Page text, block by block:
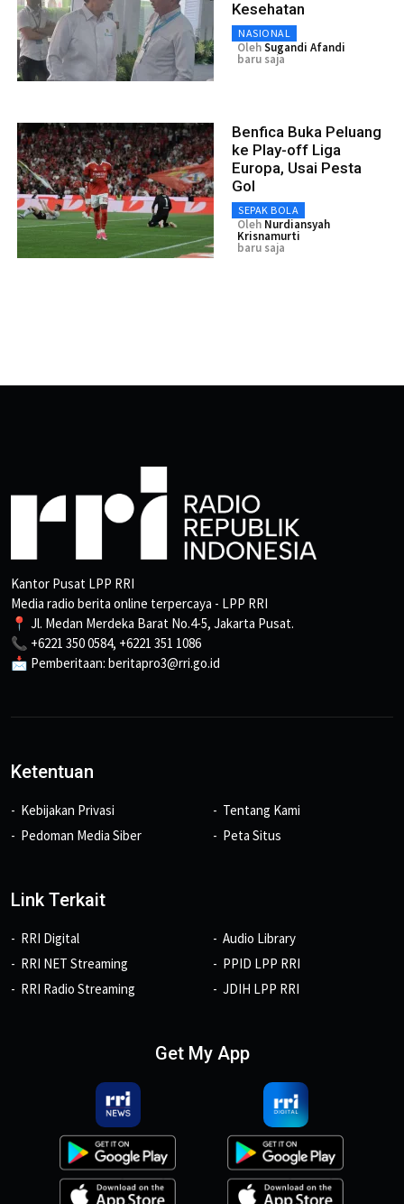
Kesehatan
NASIONAL
OlehSugandi Afandi
baru saja
Benfica Buka Peluang
ke Play-off Liga
Europa, Usai Pesta
Gol
SEPAK BOLA
Oleh Nurdiansyah
Krisnamurti
baru saja
Kantor Pusat LPP RRI
Media radio berita online terpercaya - LPP RRI
📍 Jl. Medan Merdeka Barat No.4-5, Jakarta Pusat.
📞 +6221 350 0584, +6221 351 1086
📩 Pemberitaan: beritapro3@rri.go.id
Ketentuan
Kebijakan Privasi
Pedoman Media Siber
Tentang Kami
Peta Situs
Link Terkait
RRI Digital
RRI NET Streaming
RRI Radio Streaming
Audio Library
PPID LPP RRI
JDIH LPP RRI
Get My App